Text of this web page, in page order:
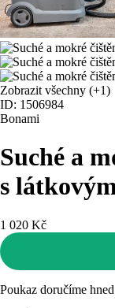
Zobrazit všechny (+1)
ID: 1506984
Bonami
Suché a
s
1 020 Kč
Poukaz doručíme